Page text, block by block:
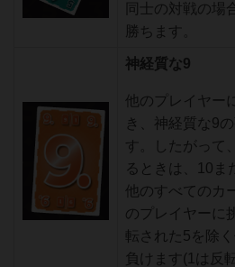
同士の対戦の場
勝ちます。
神経質な9
他のプレイヤー
き、神経質な9
す。したがって
るときは、10ま
他のすべてのカ
のプレイヤーに
転された5を除
負けます(1は反